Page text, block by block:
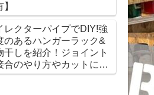
】
レクターパイプでDIY!強
のあるハンガーラック&
干しを紹介！ジョイント
合のやり方やカットにつ
ても解説